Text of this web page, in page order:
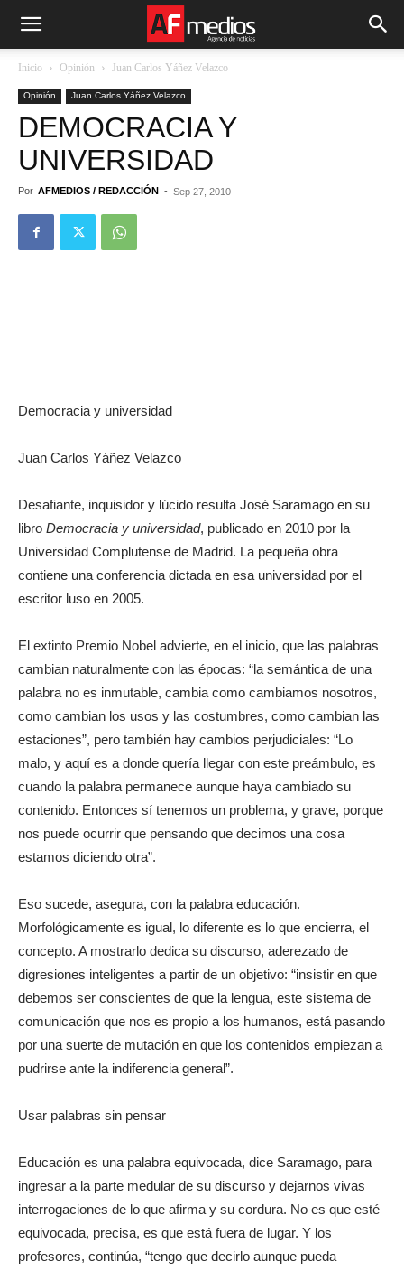
Inicio Opinión Juan Carlos Yáñez Velazco
Opinión Juan Carlos Yáñez Velazco
DEMOCRACIA Y
UNIVERSIDAD
Por AFMEDIOS / REDACCIÓN - Sep 27, 2010
Democracia y universidad
Juan Carlos Yáñez Velazco
Desafiante, inquisidor y lúcido resulta José Saramago en su
libro Democracia y universidad, publicado en 2010 por la
Universidad Complutense de Madrid. La pequeña obra
contiene una conferencia dictada en esa universidad por el
escritor luso en 2005.
El extinto Premio Nobel advierte, en el inicio, que las palabras
cambian naturalmente con las épocas: “la semántica de una
palabra no es inmutable, cambia como cambiamos nosotros,
como cambian los usos y las costumbres, como cambian las
estaciones”, pero también hay cambios perjudiciales: “Lo
malo, y aquí es a donde quería llegar con este preámbulo, es
cuando la palabra permanece aunque haya cambiado su
contenido. Entonces sí tenemos un problema, y grave, porque
nos puede ocurrir que pensando que decimos una cosa
estamos diciendo otra”.
Eso sucede, asegura, con la palabra educación.
Morfológicamente es igual, lo diferente es lo que encierra, el
concepto. A mostrarlo dedica su discurso, aderezado de
digresiones inteligentes a partir de un objetivo: “insistir en que
debemos ser conscientes de que la lengua, este sistema de
comunicación que nos es propio a los humanos, está pasando
por una suerte de mutación en que los contenidos empiezan a
pudrirse ante la indiferencia general”.
Usar palabras sin pensar
Educación es una palabra equivocada, dice Saramago, para
ingresar a la parte medular de su discurso y dejarnos vivas
interrogaciones de lo que afirma y su cordura. No es que esté
equivocada, precisa, es que está fuera de lugar. Y los
profesores, continúa, “tengo que decirlo aunque pueda